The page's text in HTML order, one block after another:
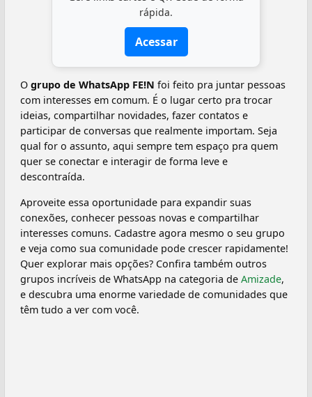
rápida.
Acessar
O grupo de WhatsApp FE!N foi feito pra juntar pessoas
com interesses em comum. É o lugar certo pra trocar
ideias, compartilhar novidades, fazer contatos e
participar de conversas que realmente importam. Seja
qual for o assunto, aqui sempre tem espaço pra quem
quer se conectar e interagir de forma leve e
descontraída.
Aproveite essa oportunidade para expandir suas
conexões, conhecer pessoas novas e compartilhar
interesses comuns. Cadastre agora mesmo o seu grupo
e veja como sua comunidade pode crescer rapidamente!
Quer explorar mais opções? Confira também outros
grupos incríveis de WhatsApp na categoria de Amizade,
e descubra uma enorme variedade de comunidades que
têm tudo a ver com você.